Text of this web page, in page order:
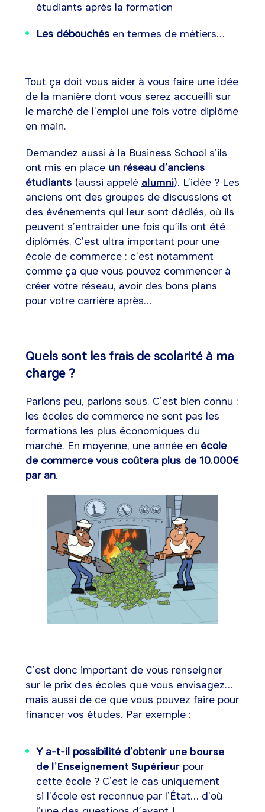
étudiants après la formation
Les débouchésen termes de métiers…
Tout ça doit vous aider à vous faire une idée
de la manière dont vous serez accueilli sur
le marché de l’emploi une fois votre diplôme
en main.
Demandez aussi à la Business School s’ils
ont mis en place un réseau d’anciens
étudiants (aussi appelé alumni). L’idée ? Les
anciens ont des groupes de discussions et
des événements qui leur sont dédiés, où ils
peuvent s’entraider une fois qu’ils ont été
diplômés. C’est ultra important pour une
école de commerce : c’est notamment
comme ça que vous pouvez commencer à
créer votre réseau, avoir des bons plans
pour votre carrière après…
Quels sont les frais de scolarité à ma
charge ?
Parlons peu, parlons sous. C’est bien connu :
les écoles de commerce ne sont pas les
formations les plus économiques du
marché. En moyenne, une année en école
de commerce vous coûtera plus de 10.000€
par an.
C’est donc important de vous renseigner
sur le prix des écoles que vous envisagez…
mais aussi de ce que vous pouvez faire pour
financer vos études. Par exemple :
Y a-t-il possibilité d’obtenir une bourse
de l’Enseignement Supérieurpour
cette école ? C’est le cas uniquement
si l’école est reconnue par l’État… d’où